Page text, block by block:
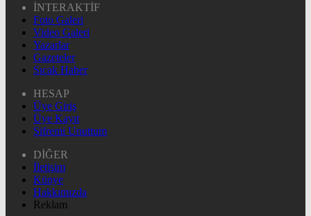
İNTERAKTİF
Foto Galeri
Video Galeri
Yazarlar
Gazeteler
Sıcak Haber
HESAP
Üye Giriş
Üye Kayıt
Şifremi Unuttum
DİĞER
İletişim
Künye
Hakkımızda
Reklam